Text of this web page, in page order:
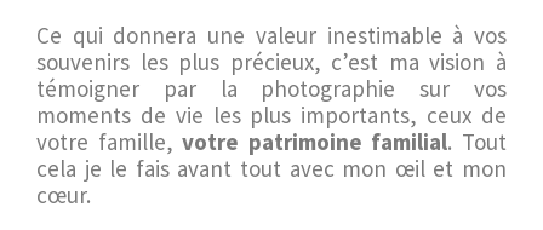
Ce qui donnera une valeur inestimable à vos
souvenirs les plus précieux, c’est ma vision à
témoigner par la photographie sur vos
moments de vie les plus importants, ceux de
votre famille,votre patrimoine familial. Tout
cela je le fais avant tout avec mon œil et mon
cœur.